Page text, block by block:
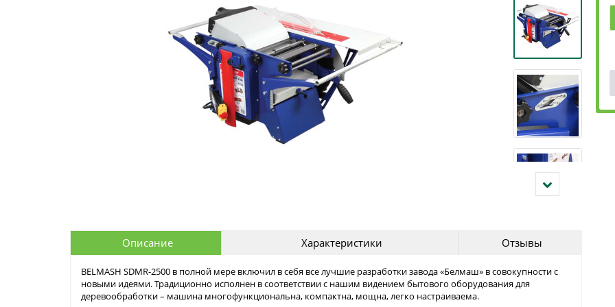
Описание Характеристики Отзывы
BELMASH SDMR-2500 в полной мере включил в себя все лучшие разработки завода «Белмаш» в совокупности с
новыми идеями. Традиционно исполнен в соответствии с нашим видением бытового оборудования для
деревообработки – машина многофункциональна, компактна, мощна, легко настраиваема.